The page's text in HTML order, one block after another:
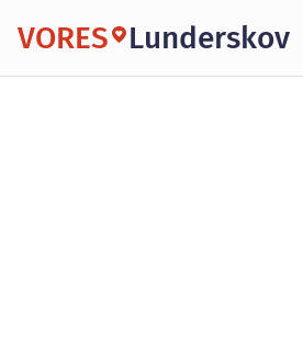
VORES Lunderskov